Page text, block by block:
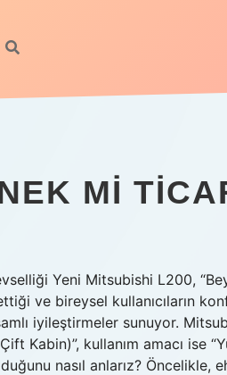
MI
Yeni Mitsubishi L200,
ve bireysel kullanıcıların
iyileştirmeler sunuyor.
kullanım amacı ise
nasıl anlarız? Öncelikle,